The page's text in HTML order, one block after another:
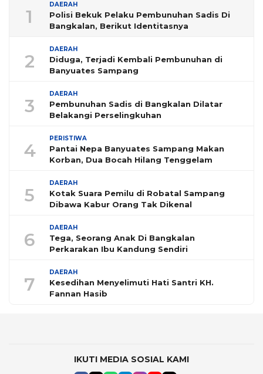
1
DAERAH
Polisi Bekuk Pelaku Pembunuhan Sadis Di
Bangkalan, Berikut Identitasnya
2
DAERAH
Diduga, Terjadi Kembali Pembunuhan di
Banyuates Sampang
3
DAERAH
Pembunuhan Sadis di Bangkalan Dilatar
Belakangi Perselingkuhan
4
PERISTIWA
Pantai Nepa Banyuates Sampang Makan
Korban, Dua Bocah Hilang Tenggelam
5
DAERAH
Kotak Suara Pemilu di Robatal Sampang
Dibawa Kabur Orang Tak Dikenal
6
DAERAH
Tega, Seorang Anak Di Bangkalan
Perkarakan Ibu Kandung Sendiri
7
DAERAH
Kesedihan Menyelimuti Hati Santri KH.
Fannan Hasib
IKUTI MEDIA SOSIAL KAMI